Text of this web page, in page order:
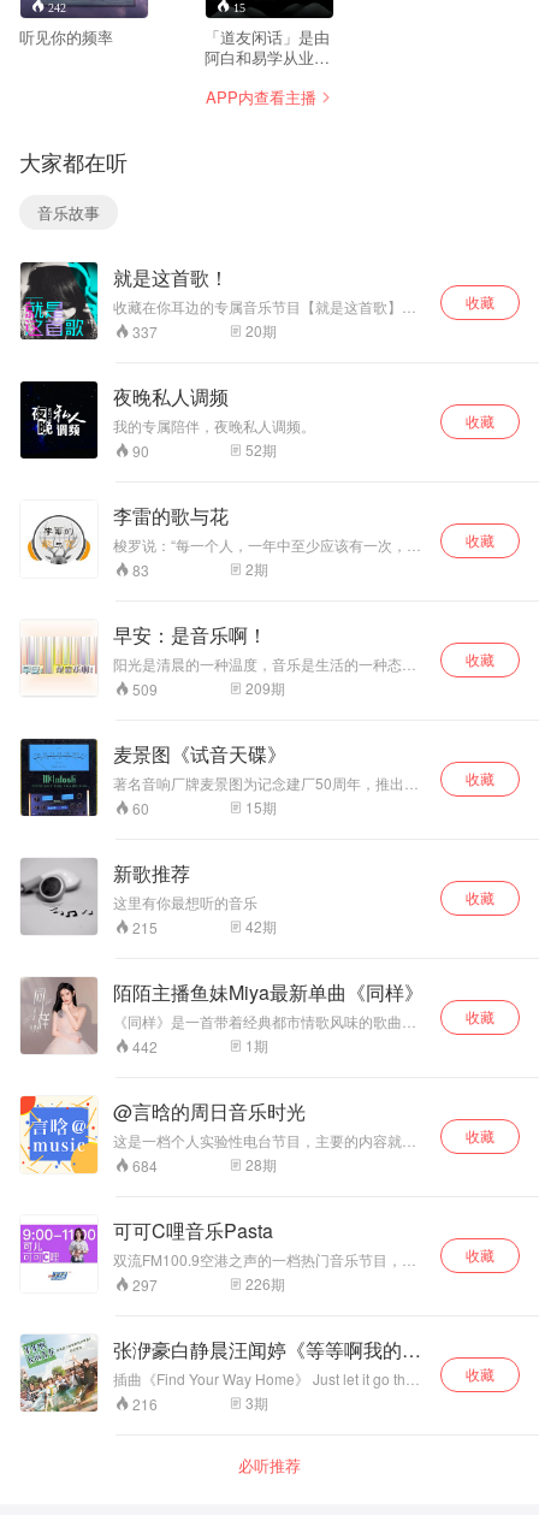
242
听见你的频率
15
「道友闲话」是由
阿白和易学从业者
化节目。
APP内查看主播
大家都在听
音乐故事
就是这首歌！
收藏在你耳边的专属音乐节目【就是这首歌】，
每天为你精选一张独具标识的车载音响的歌单，
选取感人至深的流行中文金曲，热门劲爆的潮流
时尚、有新有旧，做最好的音乐陪伴。让主题音
乐给你的移动生活来最声动的世界。有歌单，不
孤单！
337 20期
收藏
夜晚私人调频
我的专属陪伴，夜晚私人调频。
90
52期
收藏
李雷的歌与花
梭罗说：“每一个人，一年中至少应该有一次，放
下手中的劳作，来到一片未曾受袭扰的田野或湖
边，静静地站上一会儿，直到清新的空气注满他
开花的树就是檫树。黄檫花开在每根树枝的顶
端，花朵就在枝头站着，分明就是树枝举着的小
拳头。初开的檫树花，是微带绿意的黄，等花瓣
全部吐出来，一簇簇的明黄，便向枝头荡漾去，
你甚至可以觉察到花蕾的爆裂声——砰的一声，
听万物生长的脉动。
83 2期
收藏
早安：是音乐啊！
阳光是清晨的一种温度，音乐是生活的一种态
度，阳光最重要，音乐很美好。每周王小墨用音
乐陪伴你的早间音乐时光。
509 209期
收藏
麦景图《试音天碟》
著名音响厂牌麦景图为记念建厂50周年，推出最
具纪念性金装版C2200 Gold Tube前级及
MC2000后级，并同时推出试音天碟。内容以管
之作，可称为近年最高素质可供入门古典及发烧
测试的CD唱片，虽然价钱昂贵，但对于发烧友来
讲，这张唱片确是必备之碟。 有许多朋友问我，
怎样才能较快地激发出对古典音乐的兴趣？我觉
得，如果你无法经常光临音乐厅的现场，那么，
的音响来完成和古典音乐的初恋，其结果，可能
让你觉得恐惧或索然无味，因为你的耳朵会受不
了那一大堆的乐器发出的庞大声音。你会失望于
自己听到的不是美妙和丰富，而是繁杂和刺耳。
大，你也可能就此止步于古典大门之外。而和
你“第一次亲密接触”的若是那些迷人优美、引人入
胜的作品，情况则可能相反。因为，感官总是比
认识先行，轻松而好听的声音，会将你的神经牢
音母带；内容则完全以古典音乐中精华乐段为
主，分别来自斯特拉文斯基《火鸟组曲》、德沃
夏克《新世界交响曲》、比才《卡门组曲》、柏
辽兹的《幻想交响曲》、科普兰的《牛仔比
选取这些乐段做示范。音乐之好听，我不敢说百
分之百的人都无法抗拒，但至少我的一个从来不
听古典的朋友听到之后，就抢去听了好久都不肯
归还。
60 15期
收藏
新歌推荐
这里有你最想听的音乐
215
42期
收藏
陌陌主播鱼妹Miya最新单曲《同样》
《同样》是一首带着经典都市情歌风味的歌曲，
陌陌主播鱼妹Miya动情的演绎更是赋予了这首歌
浓烈的情感，当一首情歌好听又充满了真情实
有强烈的旋律记忆点，飘散在旋律里的悲情呼之
欲出，不忍放手的情绪带着卑微的色彩，与刻在
歌词里的所有的矛盾，纠缠，难平的情绪交融在
一起，成就这首脆弱易碎的伤感情歌。歌曲的情
绪表达细腻，层次丰富，从记忆到现实，从甜蜜
为力。歌曲副歌更像是一段段反复的质问，“同样
的字句 ，同样的情绪，同样的自己，改变不了的
结局”，质问自己也质问对方，有言不由衷，有愤
怒也有无奈。 无论你是谁，失恋的痛都是真实的
你也经历过。
442 1期
收藏
@言晗的周日音乐时光
这是一档个人实验性电台节目，主要的内容就是
聊天和推荐好听的歌曲。目前没有来电咨询环节
与朗读磕pao环节，也没有各种奇奇怪怪的口
684 28期
收藏
可可C哩音乐Pasta
双流FM100.9空港之声的一档热门音乐节目，播
出时间：工作日09:00-11:00。
297 226期
收藏
张洢豪白静晨汪闻婷《等等啊我的青
春》插曲
插曲《Find Your Way Home》 Just let it go then
go You’ll find your way home. 考完大学以后，你
是否曾因为离家遥远、校风评比、喜欢的学系发
志愿如何选填 在毕业之后，看着同学陆续就业找
216 3期
收藏
必听推荐